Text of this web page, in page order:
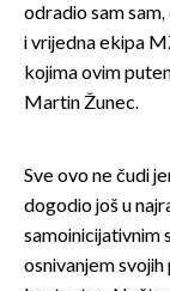
odradio sam
i vrijedna ekipa
kojima ovim
Martin Žunec.
Sve ovo ne čudi
dogodio još u
samoinicijativnim
osnivanjem